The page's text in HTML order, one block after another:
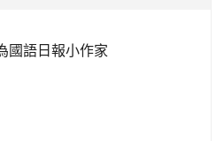
國語日報小作家